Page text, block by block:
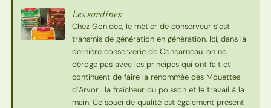
Les sardines
Chez Gonidec, le métier de conserveur s’est
transmis de génération en génération. Ici, dans la
dernière conserverie de Concarneau, on ne
déroge pas avec les principes qui ont fait et
continuent de faire la renommée des Mouettes
d’Arvor : la fraîcheur du poisson et le travail à la
main. Ce souci de qualité est également présent